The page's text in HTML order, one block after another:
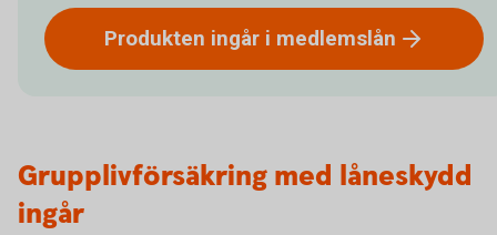
Produkten ingår i medlemslån
Grupplivförsäkring med låneskydd
ingår